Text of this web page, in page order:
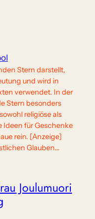
Stern darstellt,
und wird in
verwendet. In der
Stern besonders
religiöse als
Ideen für Geschenke
rein. [Anzeige]
Glauben…
Joulumuori